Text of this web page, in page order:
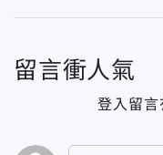
留言衝人氣
登入留言